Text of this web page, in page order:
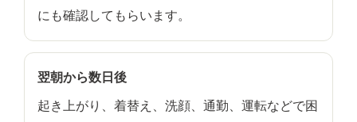
にも確認してもらいます。
翌朝から数日後
起き上がり、着替え、洗顔、通勤、運転などで困